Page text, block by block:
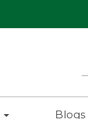
Blogs